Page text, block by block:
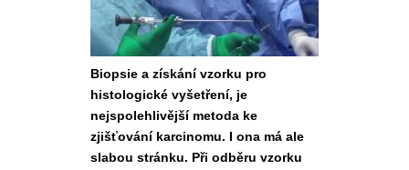
Biopsie a získání vzorku pro
histologické vyšetření, je
nejspolehlivější metoda ke
zjišťování karcinomu. I ona má ale
slabou stránku. Při odběru vzorku